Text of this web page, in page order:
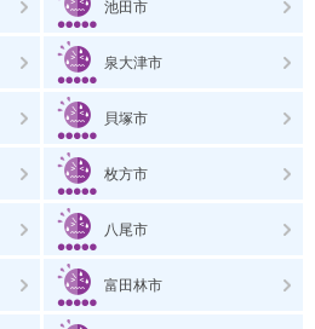
池田市
泉大津市
貝塚市
枚方市
八尾市
富田林市